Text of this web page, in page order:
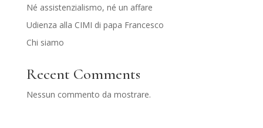
Né assistenzialismo, né un affare
Udienza alla CIMI di papa Francesco
Chi siamo
Recent Comments
Nessun commento da mostrare.